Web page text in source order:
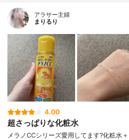
アラサー主婦
まりるり
4.00
超さっぱりな化粧水
メラノCCシリーズ愛用してます?化粧水